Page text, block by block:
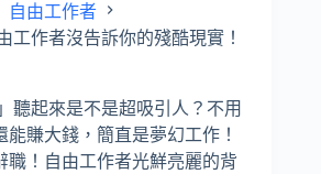
自由工作者
工作者沒告訴你的殘酷現實！
聽起來是不是超吸引人？不用
賺大錢，簡直是夢幻工作！
職！自由工作者光鮮亮麗的背